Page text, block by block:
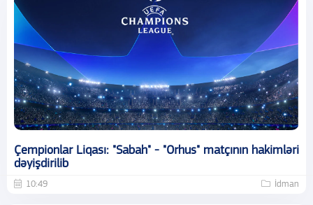
Çempionlar Liqası: "Sabah" - "Orhus" matçının hakimləri
dəyişdirilib
10:49 İdman